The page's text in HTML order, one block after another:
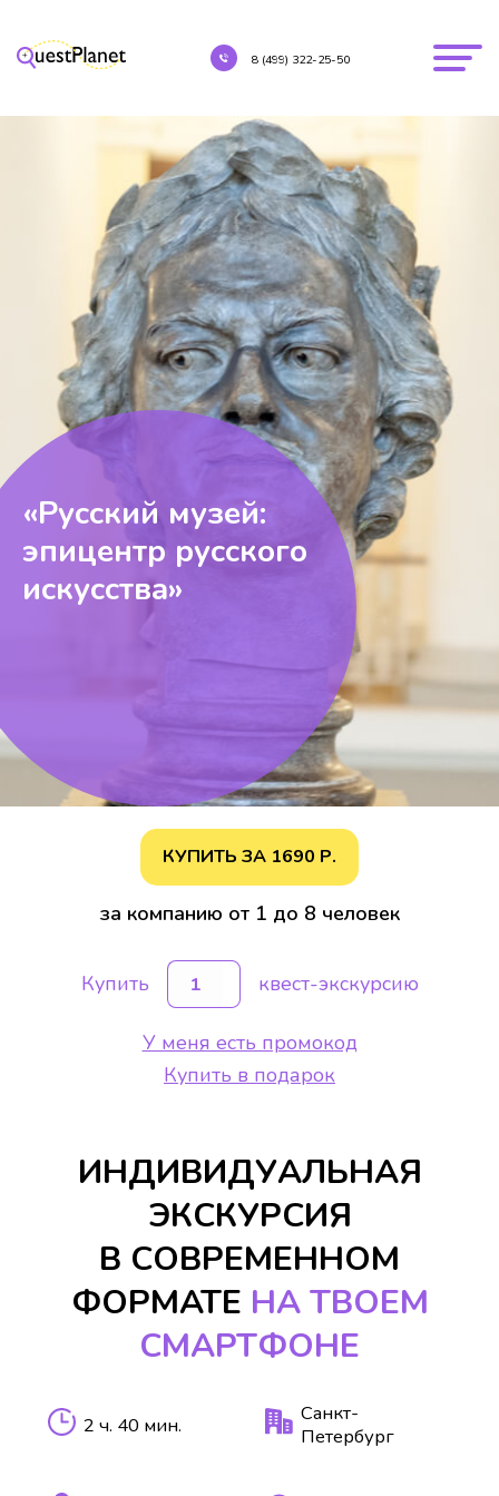
8 (499) 322-25-50
«Русский музей:
эпицентр русского
искусства»
КУПИТЬ ЗА 1690 Р.
за компанию от 1 до 8 человек
Купить квест-экскурсию
У меня есть промокод
Купить в подарок
ИНДИВИДУАЛЬНАЯ
ЭКСКУРСИЯ
В СОВРЕМЕННОМ
ФОРМАТЕ НА ТВОЕМ
СМАРТФОНЕ
2 ч. 40 мин.
Санкт-
Петербург